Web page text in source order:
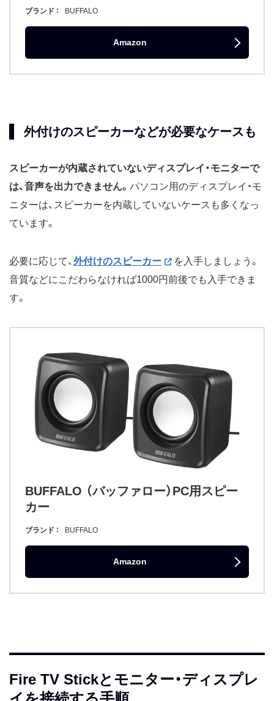
ブランド BUFFALO
Amazon
外付けのスピーカーなどが必要なケースも
スピーカーが内蔵されていないディスプレイ・モニターで
は、音声を出力できません。 パソコン用のディスプレイ・モ
ニターは、スピーカーを内蔵していないケースも多くなっ
ています。
必要に応じて、外付けのスピーカー
を入手しましょう。
音質などにこだわらなければ1000円前後でも入手できま
す。
BUFFALO （バッファロー）PC用スピー
カー
ブランド BUFFALO
Amazon
Fire TV Stickとモニター・ディスプレ